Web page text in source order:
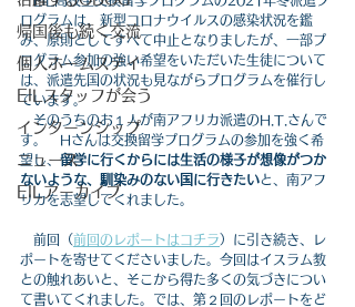
帰国後も続く交流
個人ホームステイ
EILスタッフが会う
インターンシップ
ニュース
EILアーカイブ
ログラムは、新型コロナウイルスの感染状況を鑑
み、原則としてすべて中止となりましたが、一部プ
ログラム参加の強い希望をいただいた生徒について
は、派遣先国の状況も見ながらプログラムを催行し
ています。
そのうちのお１人が南アフリカ派遣のH.T.さんで
す。　Hさんは交換留学プログラムの参加を強く希
望し、留学に行くからには生活の様子が想像がつか
ないような、馴染みのない国に行きたいと、南アフ
リカを志望してくれました。
前回（前回のレポートはコチラ）に引き続き、レ
ポートを寄せてくださいました。今回はイスラム教
との触れあいと、そこから得た多くの気づきについ
て書いてくれました。では、第２回のレポートをど